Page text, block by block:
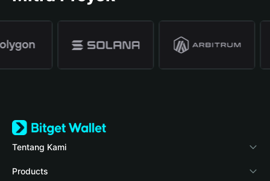
Tentang Kami
Bitget Wallet
Products